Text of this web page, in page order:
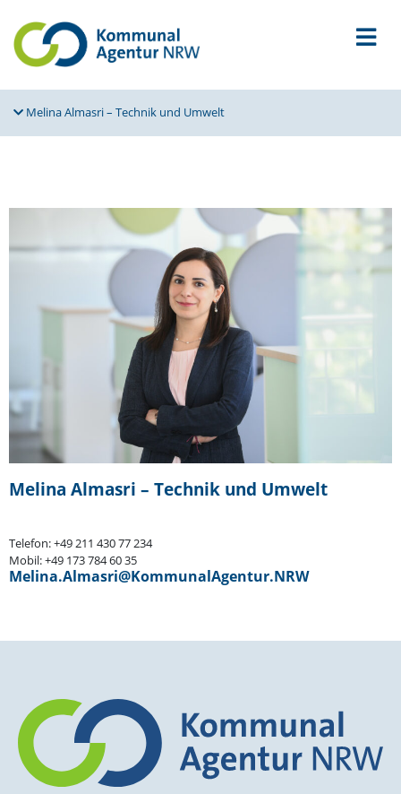
Melina Almasri – Technik und Umwelt
Melina Almasri – Technik und Umwelt
Telefon: +49 211 430 77 234
Mobil: +49 173 784 60 35
Melina.Almasri@KommunalAgentur.NRW